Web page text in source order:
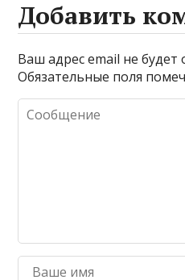
Добавить
Ваш адрес email не будет
Обязательные поля